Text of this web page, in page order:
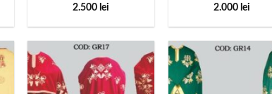
2.500 lei
2.000 lei